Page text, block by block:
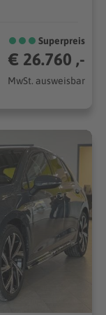
Superpreis
€ 26.760 ,-
MwSt. ausweisbar